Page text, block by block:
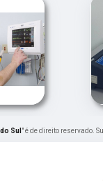
Sul " é de direito reservado.